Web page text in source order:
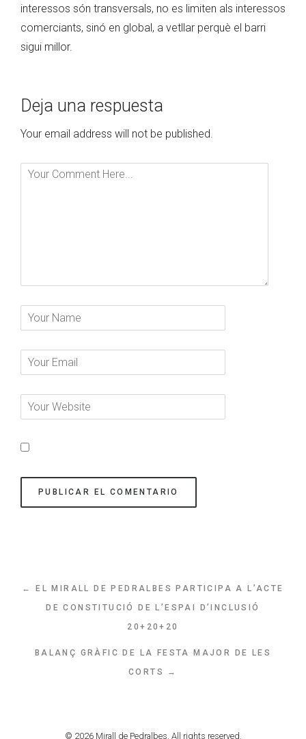
interessos són transversals, no es limiten als interessos
comerciants, sinó en global, a vetllar perquè el barri
sigui millor.
Deja una respuesta
Your email address will not be published.
← EL MIRALL DE PEDRALBES PARTICIPA A L’ACTE
DE CONSTITUCIÓ DE L’ESPAI D’INCLUSIÓ
20+20+20
BALANÇ GRÀFIC DE LA FESTA MAJOR DE LES
CORTS →
© 2026 Mirall de Pedralbes. All rights reserved.